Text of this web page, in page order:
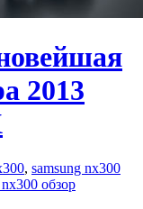
2013
, samsung nx300
обзор